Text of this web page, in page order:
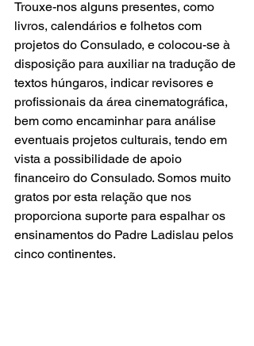
Trouxe-nos alguns presentes, como
livros, calendários e folhetos com
projetos do Consulado, e colocou-se à
disposição para auxiliar na tradução de
textos húngaros, indicar revisores e
profissionais da área cinematográfica,
bem como encaminhar para análise
eventuais projetos culturais, tendo em
vista a possibilidade de apoio
financeiro do Consulado. Somos muito
gratos por esta relação que nos
proporciona suporte para espalhar os
ensinamentos do Padre Ladislau pelos
cinco continentes.